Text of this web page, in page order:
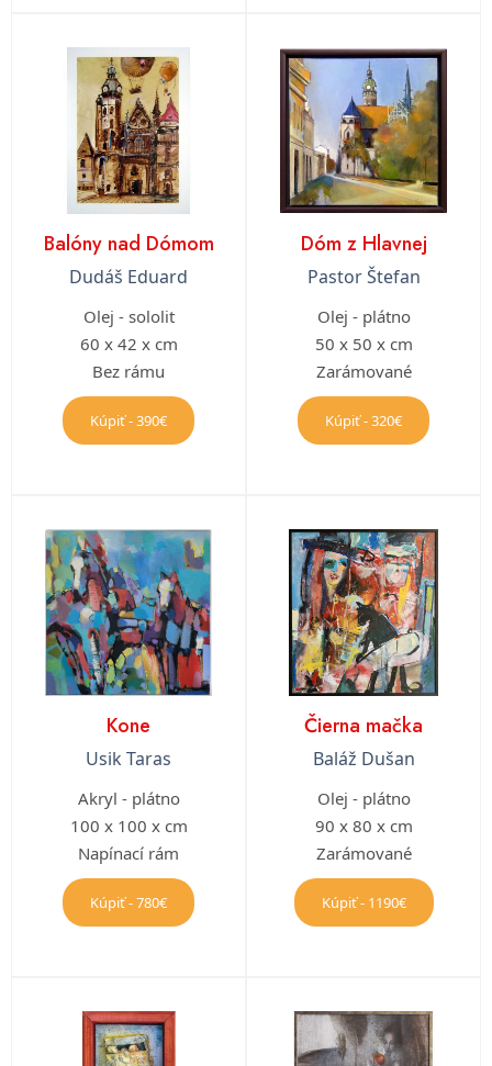
Balóny nad Dómom
Dudáš Eduard
Olej - sololit
60 x 42 x cm
Bez rámu
Kúpiť - 390€
Dóm z Hlavnej
Pastor Štefan
Olej - plátno
50 x 50 x cm
Zarámované
Kúpiť - 320€
Kone
Usik Taras
Akryl - plátno
100 x 100 x cm
Napínací rám
Kúpiť - 780€
Čierna mačka
Baláž Dušan
Olej - plátno
90 x 80 x cm
Zarámované
Kúpiť - 1190€